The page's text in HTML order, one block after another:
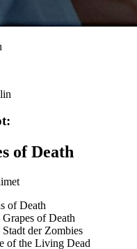
of Death
of Death
Grapes of Death
Stadt der Zombies
of the Living Dead